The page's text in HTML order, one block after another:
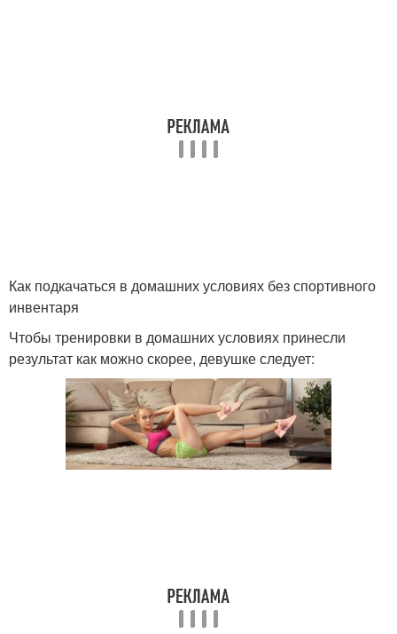
Как подкачаться в домашних условиях без спортивного
инвентаря
Чтобы тренировки в домашних условиях принесли
результат как можно скорее, девушке следует: